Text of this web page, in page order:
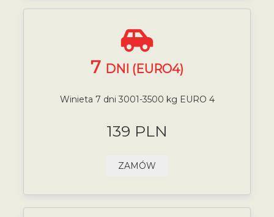
7 DNI (EURO4)
Winieta 7 dni 3001-3500 kg EURO 4
139 PLN
ZAMÓW